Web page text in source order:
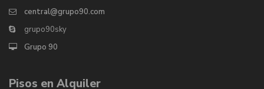
central@grupo90.com
grupo90sky
Grupo 90
Pisos en Alquiler